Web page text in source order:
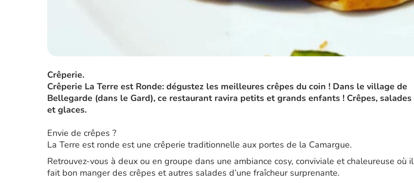
Crêperie.
Crêperie La Terre est Ronde: dégustez les meilleures crêpes du coin ! Dans le village de
Bellegarde (dans le Gard), ce restaurant ravira petits et grands enfants ! Crêpes, salades
et glaces.
Envie de crêpes ?
La Terre est ronde est une crêperie traditionnelle aux portes de la Camargue.
Retrouvez-vous à deux ou en groupe dans une ambiance cosy, conviviale et chaleureuse où il
fait bon manger des crêpes et autres salades d’une fraîcheur surprenante.